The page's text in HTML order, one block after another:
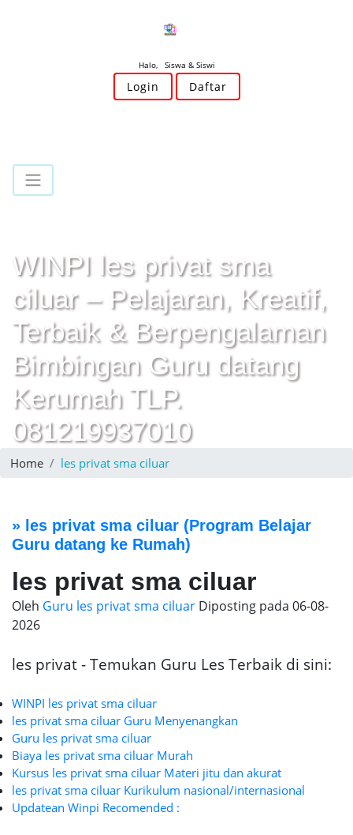
Halo, Siswa & Siswi
Login Daftar
WINPI les privat sma
ciluar – Pelajaran, Kreatif,
Terbaik & Berpengalaman
Bimbingan Guru datang
Kerumah TLP.
081219937010
Home les privat sma ciluar
» les privat sma ciluar (Program Belajar
Guru datang ke Rumah)
les privat sma ciluar
Oleh Guru les privat sma ciluar Diposting pada 06-08-
2026
les privat - Temukan Guru Les Terbaik di sini:
WINPI les privat sma ciluar
les privat sma ciluar Guru Menyenangkan
Guru les privat sma ciluar
Biaya les privat sma ciluar Murah
Kursus les privat sma ciluar Materi jitu dan akurat
les privat sma ciluar Kurikulum nasional/internasional
Updatean Winpi Recomended :